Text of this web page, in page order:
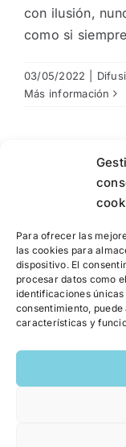
Para ofrecer las
las cookies para
dispositivo. El
procesar datos como
identificaciones
consentimiento,
características y
con ilusión,
como si
03/05/2022
Más información